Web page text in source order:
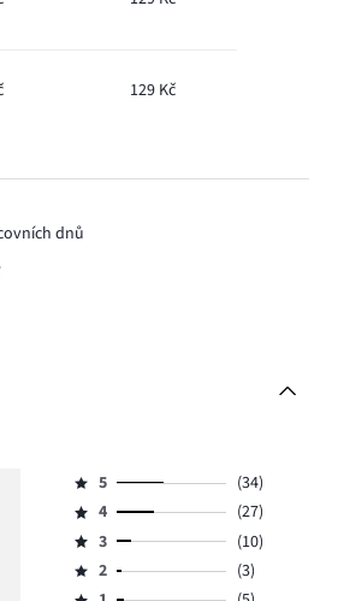
129 Kč
dnů
Hodnocení
5,
počet
hlasů
34.
5
(34)
Hodnocení
4,
počet
hlasů
4
(27)
Hodnocení
3,
3
(10)
Hodnocení
2
(3)